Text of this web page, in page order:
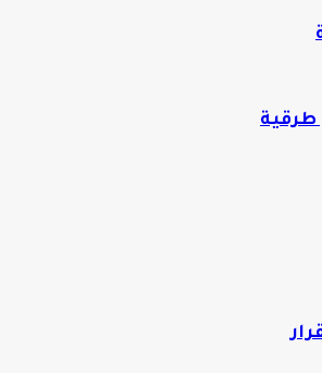
طرقية